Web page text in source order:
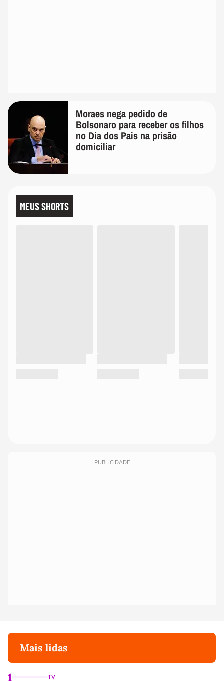
Moraes nega pedido de
Bolsonaro para receber os filhos
no Dia dos Pais na prisão
domiciliar
MEUS SHORTS
PUBLICIDADE
Mais lidas
1 TV